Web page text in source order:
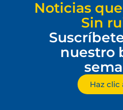
Noticias
Sin
nuestro
Haz clic